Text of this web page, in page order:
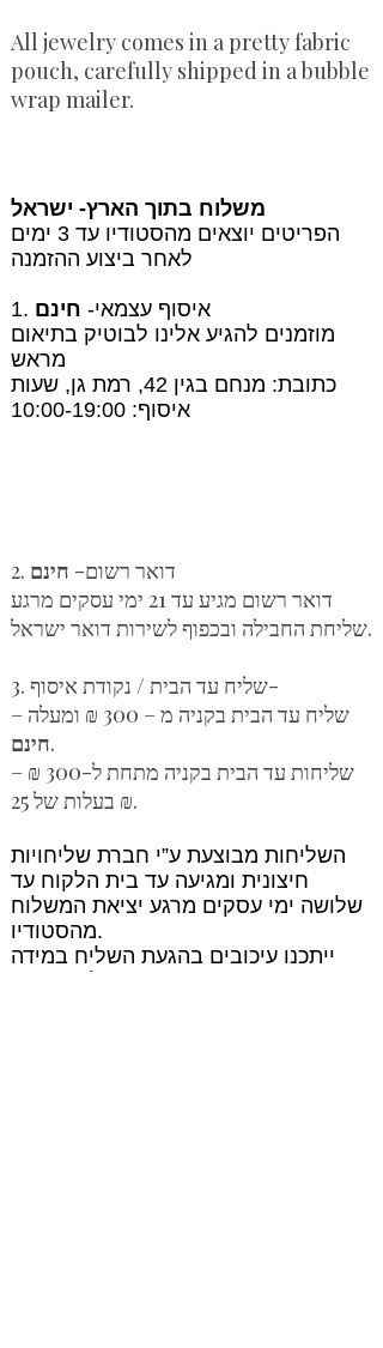
All jewelry comes in a pretty fabric
pouch, carefully shipped in a bubble
wrap mailer.
משלוח בתוך הארץ- ישראל
הפריטים יוצאים מהסטודיו עד 3 ימים
לאחר ביצוע ההזמנה
1. איסוף עצמאי- חינם
מוזמנים להגיע אלינו לבוטיק בתיאום
מראש
כתובת: מנחם בגין 42, רמת גן, שעות
2. דואר רשום- חינם
דואר רשום מגיע עד 21 ימי עסקים מרגע
שליחת החבילה ובכפוף לשירות דואר ישראל.
3. שליח עד הבית / נקודת איסוף-
שליח עד הבית בקניה מ – 300 ₪ ומעלה –
חינם.
שליחות עד הבית בקניה מתחת ל-300 ₪ –
בעלות של 25 ₪.
השליחות מבוצעת ע”י חברת שליחויות
חיצונית ומגיעה עד בית הלקוח עד
שלושה ימי עסקים מרגע יציאת המשלוח
מהסטודיו.
ייתכנו עיכובים בהגעת השליח במידה